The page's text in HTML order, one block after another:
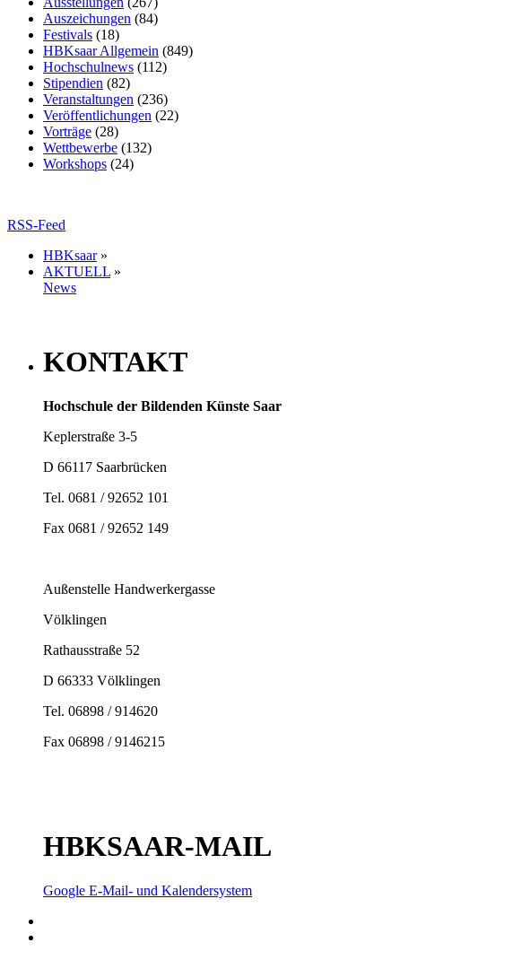
Auszeichungen (84)
Festivals (18)
HBKsaar Allgemein (849)
Hochschulnews (112)
Stipendien (82)
Veranstaltungen (236)
Veröffentlichungen (22)
Vorträge (28)
Wettbewerbe (132)
Workshops (24)
RSS-Feed
HBKsaar»
AKTUELL »
News
KONTAKT
Hochschule der Bildenden Künste Saar
Keplerstraße 3-5
D 66117 Saarbrücken
Tel. 0681 / 92652 101
Fax 0681 / 92652 149
Außenstelle Handwerkergasse
Völklingen
Rathausstraße 52
D 66333 Völklingen
Tel. 06898 / 914620
Fax 06898 / 9146215
HBKSAAR-MAIL
Google E-Mail- und Kalendersystem